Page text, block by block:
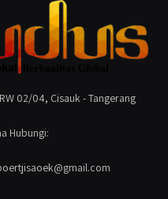
02/04, Cisauk - Tangerang
Hubungi: